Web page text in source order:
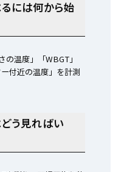
には何から始
の温度」「WBGT」
付近の温度」を計測
う見ればい